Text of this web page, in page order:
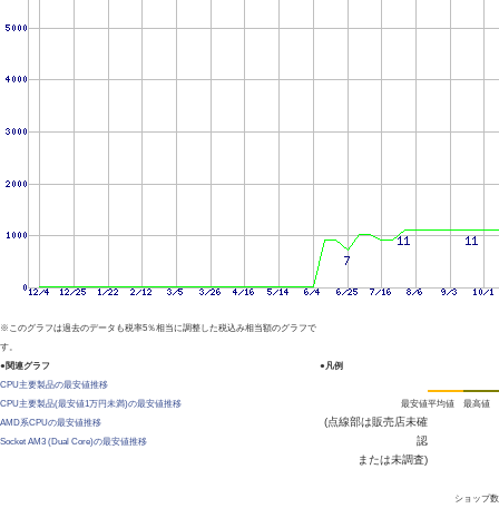
※このグラフは過去のデータも税率5％相当に調整した税込み相当額のグラフで
す。
●関連グラフ
CPU主要製品の最安値推移
CPU主要製品(最安値1万円未満)の最安値推移
AMD系CPUの最安値推移
Socket AM3 (Dual Core)の最安値推移
●凡例
最安値
(点線部は販売店未確
認
または未調査)
平均値 最高値
ショップ数